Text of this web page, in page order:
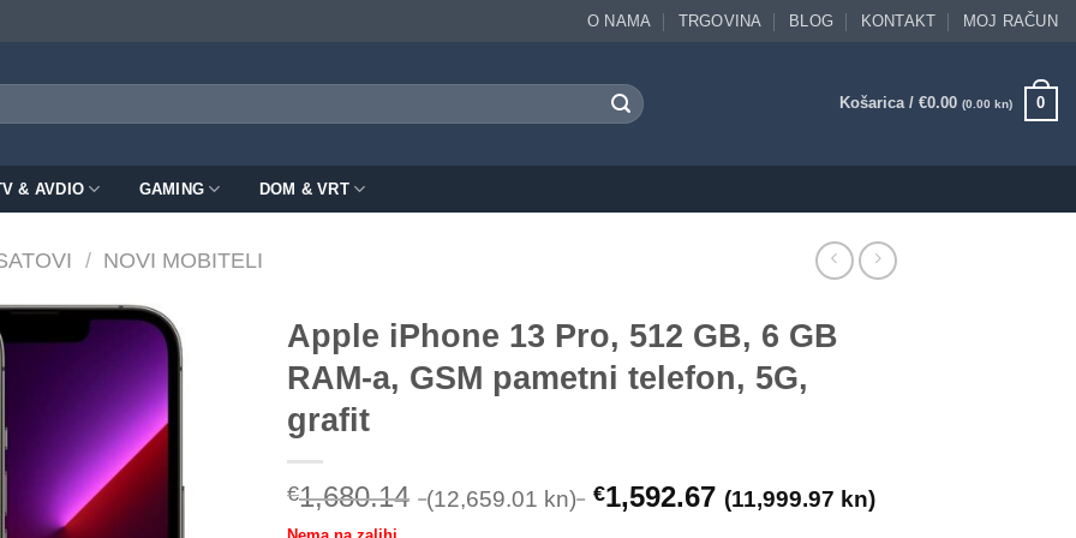
O NAMA TRGOVINA BLOG KONTAKT MOJ RAČUN
Košarica / €0.00 (0.00 kn) 0
& AVDIO GAMING DOM & VRT
/ NOVI MOBITELI
Apple iPhone 13 Pro, 512 GB, 6 GB
RAM-a, GSM pametni telefon, 5G,
grafit
€1,680.14 (12,659.01 kn) €1,592.67 (11,999.97 kn)